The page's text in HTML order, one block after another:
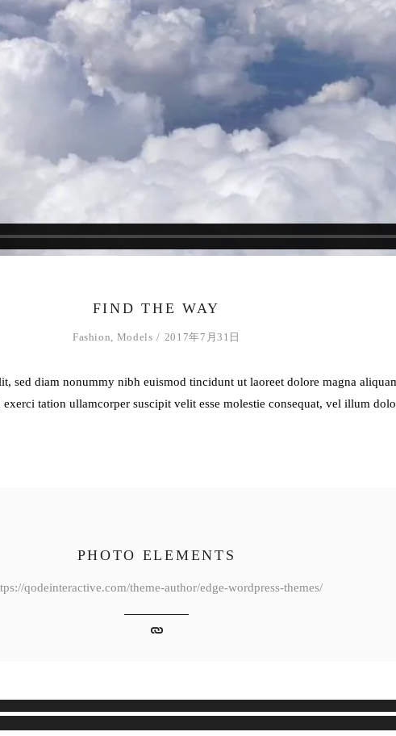
FIND THE WAY
Fashion, Models 2017年7月31日
sed diam nonummy nibh euismod tincidunt ut laoreet dolore magna
tation ullamcorper suscipit velit esse molestie consequat, vel illum
PHOTO ELEMENTS
qodeinteractive.com/theme-author/edge-wordpress-themes/
声